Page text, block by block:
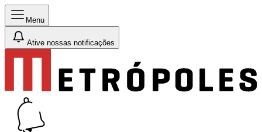
Menu
Ative nossas notificações